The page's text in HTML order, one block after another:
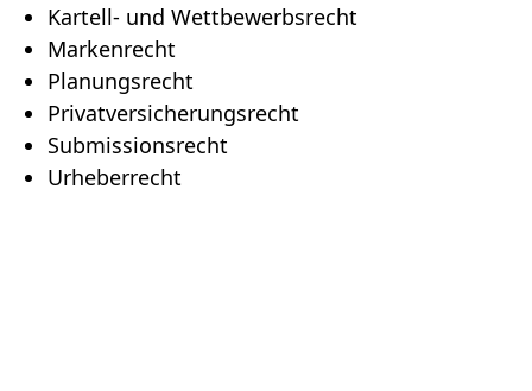
Kartell- und Wettbewerbsrecht
Markenrecht
Planungsrecht
Privatversicherungsrecht
Submissionsrecht
Urheberrecht